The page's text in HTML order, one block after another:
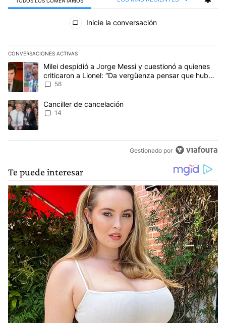
Todos los comentarios
Inicie la conversación
CONVERSACIONES ACTIVAS
Este listado muestra los artículos con más comentarios en los
Un artículo de tendencia con el título "Milei despidió a Jorge
Milei despidió a Jorge Messi y cuestionó a quienes
criticaron a Lionel: “Da vergüenza pensar que hubo
anti-Messi”
58
Un artículo de tendencia con el título "Canciller de cancelación"
Canciller de cancelación
14
Gestionado por